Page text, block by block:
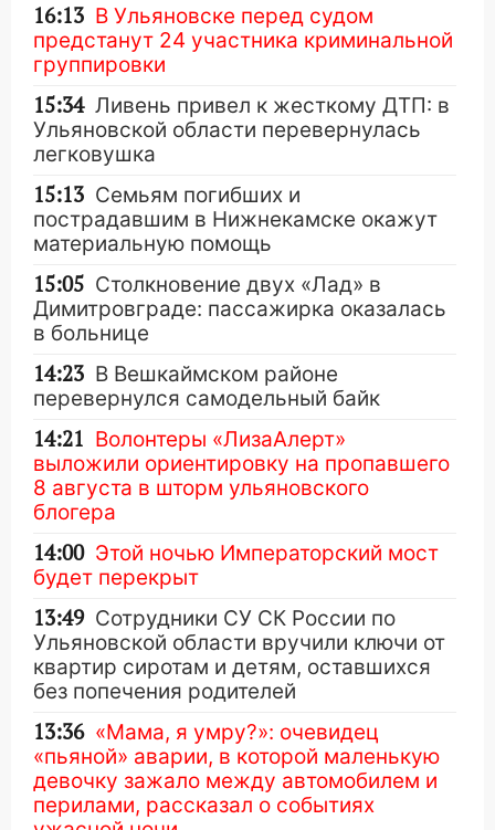
16:13 В Ульяновске перед судом
предстанут 24 участника криминальной
группировки
15:34 Ливень привел к жесткому ДТП: в
Ульяновской области перевернулась
легковушка
15:13 Семьям погибших и
пострадавшим в Нижнекамске окажут
материальную помощь
15:05 Столкновение двух «Лад» в
Димитровграде: пассажирка оказалась
в больнице
14:23 В Вешкаймском районе
перевернулся самодельный байк
14:21 Волонтеры «ЛизаАлерт»
выложили ориентировку на пропавшего
8 августа в шторм ульяновского
блогера
14:00 Этой ночью Императорский мост
будет перекрыт
13:49 Сотрудники СУ СК России по
Ульяновской области вручили ключи от
квартир сиротам и детям, оставшихся
без попечения родителей
13:36 «Мама, я умру?»: очевидец
«пьяной» аварии, в которой маленькую
девочку зажало между автомобилем и
перилами, рассказал о событиях